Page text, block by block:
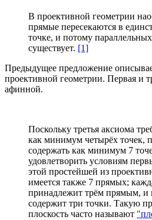
В проективной геометрии
прямые пересекаются в
точке, и потому
существует. [1]
Предыдущее предложение
проективной геометрии. Первая и
афинной.
Поскольку третья аксиома
как минимум четырёх точек,
содержать как минимум 7
удовлетворить условиям
этой простейшей из
имеется также 7 прямых;
принадлежит трём прямым, и
содержит три точки. Такую
плоскость часто называют